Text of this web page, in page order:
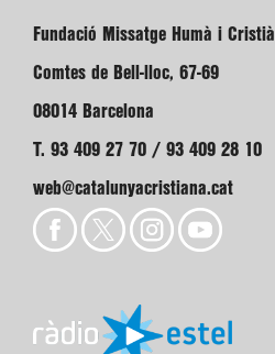
Fundació Missatge Humà i Cristià
Comtes de Bell-lloc, 67-69
08014 Barcelona
T. 93 409 27 70 / 93 409 28 10
web@catalunyacristiana.cat